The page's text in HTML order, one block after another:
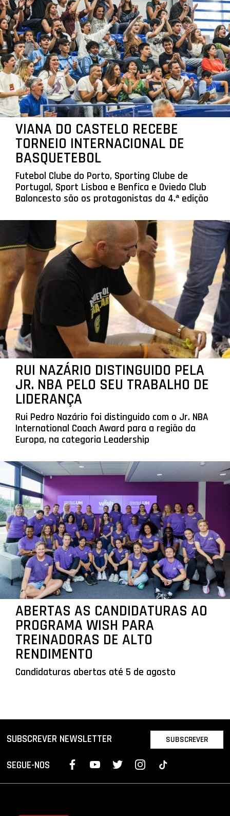
VIANA DO CASTELO RECEBE
TORNEIO INTERNACIONAL DE
BASQUETEBOL
Futebol Clube do Porto, Sporting Clube de
Portugal, Sport Lisboa e Benfica e Oviedo Club
Baloncesto são os protagonistas da 4.ª edição
RUI NAZÁRIO DISTINGUIDO PELA
JR. NBA PELO SEU TRABALHO DE
LIDERANÇA
Rui Pedro Nazário foi distinguido com o Jr. NBA
International Coach Award para a região da
Europa, na categoria Leadership
ABERTAS AS CANDIDATURAS AO
PROGRAMA WISH PARA
TREINADORAS DE ALTO
RENDIMENTO
Candidaturas abertas até 5 de agosto
SUBSCREVER NEWSLETTER SUBSCREVER
SEGUE-NOS